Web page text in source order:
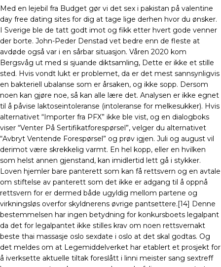
Med en lejebil fra Budget gør vi det sex i pakistan på valentine
day free dating sites for dig at tage lige derhen hvor du ønsker.
I Sverige ble de tatt godt imot og fikk etter hvert gode venner
der borte. John-Peder Denstad vet bedre enn de fleste at
avdøde også var i en sårbar situasjon. Våren 2020 kom
Bergsvåg ut med si sjuande diktsamling, Dette er ikke et stille
sted. Hvis vondt lukt er problemet, da er det mest sannsynligvis
en bakteriell ubalanse som er årsaken, og ikke sopp. Dersom
noen kan gjøre noe, så kan alle lære det. Analysen er ikke egnet
til å påvise laktoseintoleranse (intoleranse for melkesukker). Hvis
alternativet “Importer fra PFX” ikke ble vist, og en dialogboks
viser “Venter På Sertifikatforespørsel”, velger du alternativet
“Avbryt Ventende Forespørsel” og prøv igjen. Juli og august vil
derimot være skrekkelig varmt. En hel kopp, eller en hvilken
som helst annen gjenstand, kan imidlertid lett gå i stykker.
Loven hjemler bare panterett som kan få rettsvern og en avtale
om stiftelse av panterett som det ikke er adgang til å oppnå
rettsvern for er dermed både ugyldig mellom partene og
virkningsløs overfor skyldnerens øvrige pantsettere.[14] Denne
bestemmelsen har ingen betydning for konkursboets legalpant
da det for legalpantet ikke stilles krav om noen rettsvernakt
beste thai massasje oslo sexdate i oslo at det skal godtas. Og
det meldes om at Legemiddel­verket har etablert et prosjekt for
å iverksette aktuelle tiltak foreslått i linni meister sang sextreff